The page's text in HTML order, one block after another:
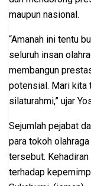
maupun nasional.
“Amanah ini tentu
seluruh insan
membangun
potensial. Mari kita
silaturahmi,” ujar
Sejumlah pejabat
para tokoh
tersebut.
terhadap